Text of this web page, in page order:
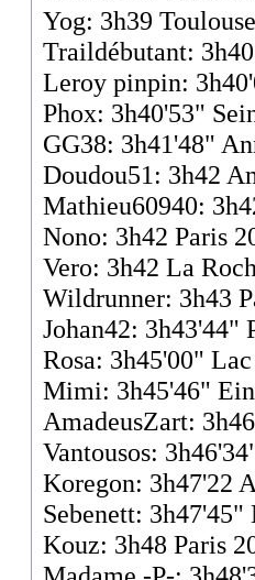
Yog: 3h39
Traildébutant:
Leroy pinpin:
Phox: 3h40'53"
GG38: 3h41'48"
Doudou51: 3h42
Mathieu60940:
Nono: 3h42 Paris
Vero: 3h42 La
Wildrunner: 3h43
Johan42: 3h43'44"
Rosa: 3h45'00"
Mimi: 3h45'46"
AmadeusZart:
Vantousos:
Koregon: 3h47'22
Sebenett: 3h47'45"
Kouz: 3h48 Paris